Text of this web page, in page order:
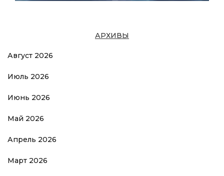
АРХИВЫ
Август 2026
Июль 2026
Июнь 2026
Май 2026
Апрель 2026
Март 2026